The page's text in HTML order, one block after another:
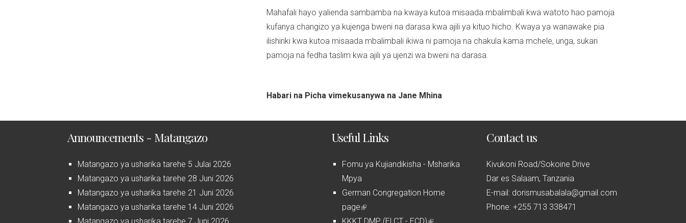
Mahafali hayo yalienda sambamba na kwaya kutoa misaada mbalimbali kwa watoto hao pamoja
kufanya changizo ya kujenga bweni na darasa kwa ajili ya kituo hicho. Kwaya ya wanawake pia
ilishiriki kwa kutoa misaada mbalimbali ikiwa ni pamoja na chakula kama mchele, unga, sukari
pamoja na fedha taslim kwa ajili ya ujenzi wa bweni na darasa.
Habari na Picha vimekusanywa na Jane Mhina
Announcements - Matangazo
Matangazo ya usharika tarehe 5 Julai 2026
Matangazo ya usharika tarehe 28 Juni 2026
Matangazo ya usharika tarehe 21 Juni 2026
Matangazo ya usharika tarehe 14 Juni 2026
Contact us
Kivukoni Road/Sokoine Drive
Dar es Salaam, Tanzania
E-mail: dorismusabalala@gmail.com
Phone: +255 713 338471
Useful Links
Fomu ya Kujiandikisha - Msharika
Mpya
German Congregation Home
page(